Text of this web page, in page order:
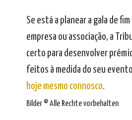
Se está a planear a gala de fim
empresa ou associação, a
certo para desenvolver
feitos à medida do seu
hoje mesmo connosco.
Bilder © Alle Rechte vorbehalten